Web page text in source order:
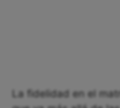
La fidelidad en el